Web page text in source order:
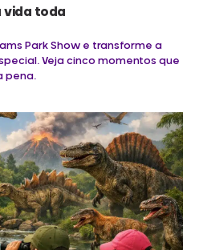
vida toda
Park Show e transforme a
Veja cinco momentos que
pena.